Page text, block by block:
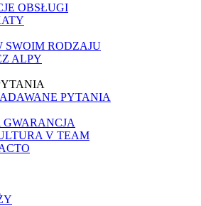
OBSŁUGI
SWOIM RODZAJU
ALPY
PYTANIA
V TEAM